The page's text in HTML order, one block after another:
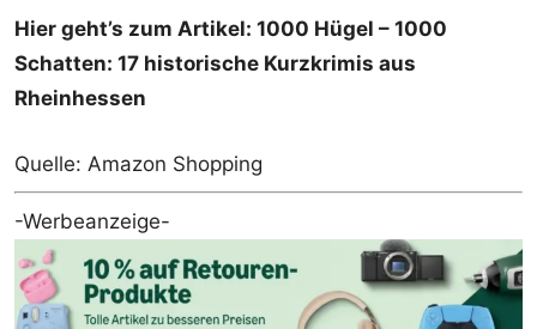
Hier geht’s zum Artikel: 1000 Hügel – 1000
Schatten: 17 historische Kurzkrimis aus
Rheinhessen
Quelle: Amazon Shopping
-Werbeanzeige-